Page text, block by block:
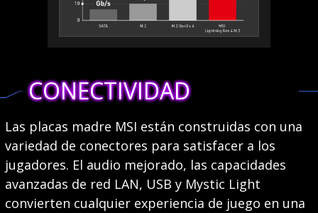
CONECTIVIDAD
Las placas madre MSI están construidas con una
variedad de conectores para satisfacer a los
jugadores. El audio mejorado, las capacidades
avanzadas de red LAN, USB y Mystic Light
convierten cualquier experiencia de juego en una